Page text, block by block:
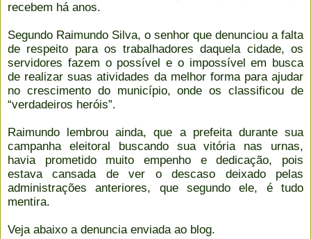
recebem há anos.
Segundo Raimundo Silva, o senhor que denunciou a falta
de respeito para os trabalhadores daquela cidade, os
servidores fazem o possível e o impossível em busca
de realizar suas atividades da melhor forma para ajudar
no crescimento do município, onde os classificou de
“verdadeiros heróis”.
Raimundo lembrou ainda, que a prefeita durante sua
campanha eleitoral buscando sua vitória nas urnas,
havia prometido muito empenho e dedicação, pois
estava cansada de ver o descaso deixado pelas
administrações anteriores, que segundo ele, é tudo
mentira.
Veja abaixo a denuncia enviada ao blog.